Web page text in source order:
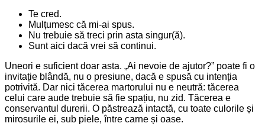
Te cred.
Mulțumesc că mi-ai spus.
Nu trebuie să treci prin asta singur(ă).
Sunt aici dacă vrei să continui.
Uneori e suficient doar asta. „Ai nevoie de ajutor?” poate fi o
invitație blândă, nu o presiune, dacă e spusă cu intenția
potrivită. Dar nici tăcerea martorului nu e neutră: tăcerea
celui care aude trebuie să fie spațiu, nu zid. Tăcerea e
conservantul durerii. O păstrează intactă, cu toate culorile și
mirosurile ei, sub piele, între carne și oase.